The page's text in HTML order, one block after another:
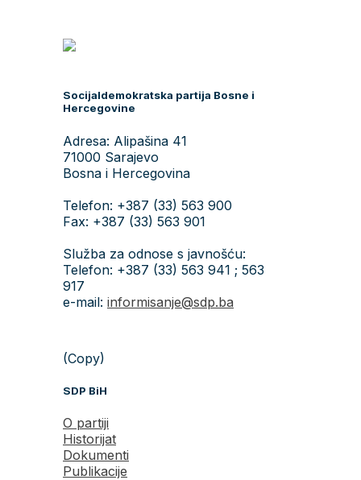
Socijaldemokratska partija Bosne i
Hercegovine
Adresa: Alipašina 41
71000 Sarajevo
Bosna i Hercegovina
Telefon: +387 (33) 563 900
Fax: +387 (33) 563 901
Služba za odnose s javnošću:
Telefon: +387 (33) 563 941 ; 563
917
e-mail: informisanje@sdp.ba
(Copy)
SDP BiH
O partiji
Historijat
Dokumenti
Publikacije